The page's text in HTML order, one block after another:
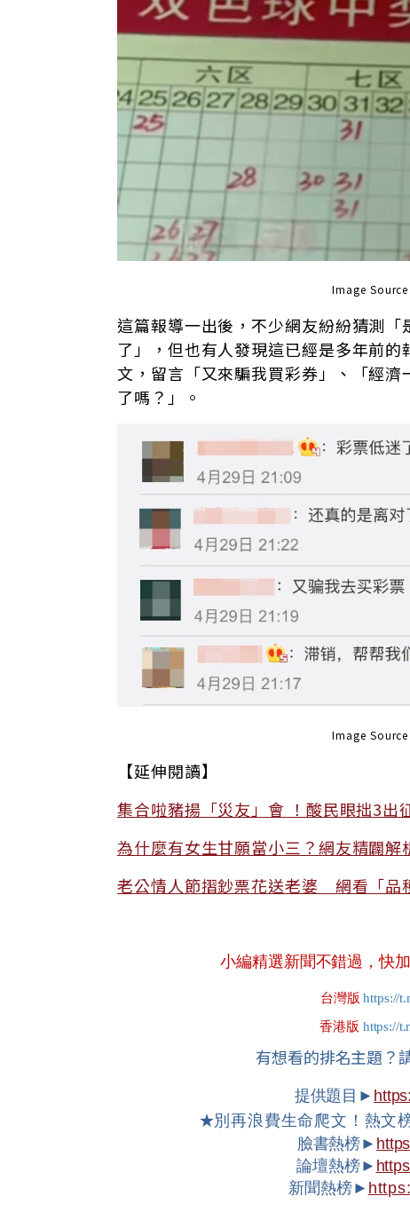
Image Source
這篇報導一出後，不少網友紛紛猜測
了」，但也有人發現這已經是多年前
文，留言「又來騙我買彩券」、「經
了嗎？」。
Image Source
【延伸閱讀】
集合啦豬揚「災友」會 ！酸民眼拙3出
為什麼有女生甘願當小三？網友精闢解
老公情人節摺鈔票花送老婆 網看「品
小編精選新聞不錯過，快
台灣版 https://
香港版 https://
有想看的排名主題？
提供題目►
★別再浪費生命爬文！熱文
臉書熱榜►
論壇熱榜►
新聞熱榜►